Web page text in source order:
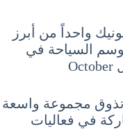
واحداً من أبرز
موسم السياحة في
تذوق مجموعة واسعة
في فعاليات